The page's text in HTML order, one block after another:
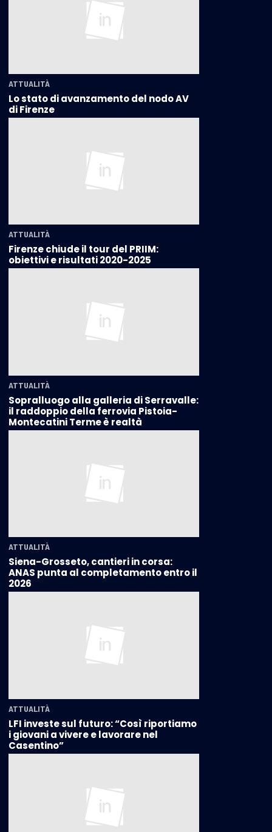
ATTUALITÀ
Lo stato di avanzamento del nodo AV
di Firenze
ATTUALITÀ
Firenze chiude il tour del PRIIM:
obiettivi e risultati 2020-2025
ATTUALITÀ
Sopralluogo alla galleria di Serravalle:
il raddoppio della ferrovia Pistoia-
Montecatini Terme è realtà
ATTUALITÀ
Siena-Grosseto, cantieri in corsa:
ANAS punta al completamento entro il
2026
ATTUALITÀ
LFI investe sul futuro: “Così riportiamo
i giovani a vivere e lavorare nel
Casentino”